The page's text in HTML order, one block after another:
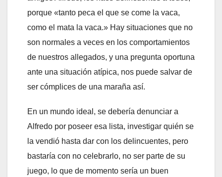
porque «tanto peca el que se come la vaca,
como el mata la vaca.» Hay situaciones que no
son normales a veces en los comportamientos
de nuestros allegados, y una pregunta oportuna
ante una situación atípica, nos puede salvar de
ser cómplices de una maraña así.
En un mundo ideal, se debería denunciar a
Alfredo por poseer esa lista, investigar quién se
la vendió hasta dar con los delincuentes, pero
bastaría con no celebrarlo, no ser parte de su
juego, lo que de momento sería un buen